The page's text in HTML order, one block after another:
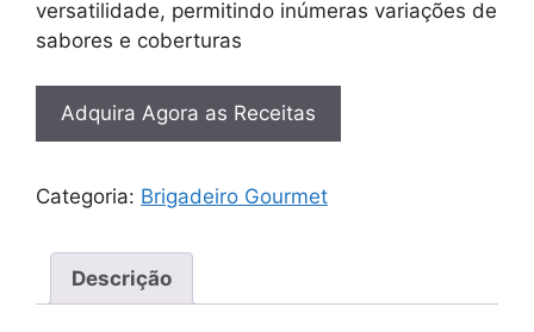
versatilidade, permitindo inúmeras variações de
sabores e coberturas
Adquira Agora as Receitas
Categoria: Brigadeiro Gourmet
Descrição